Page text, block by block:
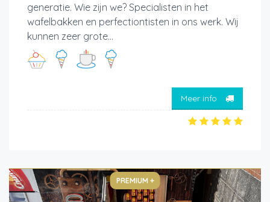
generatie. Wie zijn we? Specialisten in het
wafelbakken en perfectiontisten in ons werk. Wij
kunnen zeer grote...
Meer info
PREMIUM +